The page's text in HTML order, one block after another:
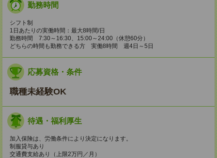
勤務時間
シフト制
1日あたりの実働時間：最大8時間/日
勤務時間 7:30～16:30、15:00～24:00（休憩60分）
どちらの時間も勤務できる方 実働8時間 週4日～5日
応募資格・条件
職種未経験OK
待遇・福利厚生
加入保険は、労働条件により決定になります。
制服貸与あり
交通費支給あり（上限2万円／月）